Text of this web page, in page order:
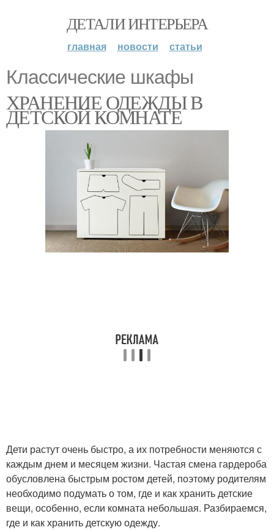
ДЕТАЛИ ИНТЕРЬЕРА
главная новости статьи
Классические шкафы
ХРАНЕНИЕ ОДЕЖДЫ В
ДЕТСКОЙ КОМНАТЕ
Дети растут очень быстро, а их потребности меняются с
каждым днем и месяцем жизни. Частая смена гардероба
обусловлена быстрым ростом детей, поэтому родителям
необходимо подумать о том, где и как хранить детские
вещи, особенно, если комната небольшая. Разбираемся,
где и как хранить детскую одежду.